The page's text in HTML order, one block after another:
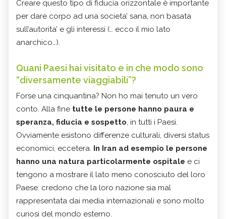
Creare questo tipo di fiducia orizzontale è importante
per dare corpo ad una societa’ sana, non basata
sull’autorita’ e gli interessi (… ecco il mio lato
anarchico…).
Quani Paesi hai visitato e in che modo sono
“diversamente viaggiabili”?
Forse una cinquantina? Non ho mai tenuto un vero
conto. Alla fine tutte le persone hanno paura e
speranza, fiducia e sospetto, in tutti i Paesi.
Ovviamente esistono differenze culturali, diversi status
economici, eccetera. In Iran ad esempio le persone
hanno una natura particolarmente ospitale e ci
tengono a mostrare il lato meno conosciuto del loro
Paese: credono che la loro nazione sia mal
rappresentata dai media internazionali e sono molto
curiosi del mondo esterno.